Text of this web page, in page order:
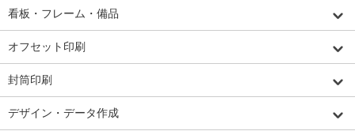
看板・フレーム・備品
オフセット印刷
封筒印刷
デザイン・データ作成